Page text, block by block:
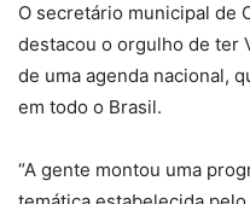
O secretário municipal de
destacou o orgulho de ter
de uma agenda nacional,
em todo o Brasil.
“A gente montou uma